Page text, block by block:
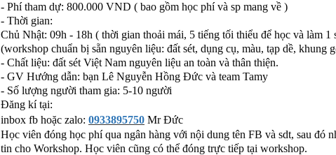
- Phí tham dự: 800.000 VND ( bao gồm học phí và sp mang về )
- Thời gian:
Chủ Nhật: 09h - 18h ( thời gian thoải mái, 5 tiếng tối thiểu để học và làm 1
(workshop chuẩn bị sẵn nguyên liệu: đất sét, dụng cụ, màu, tạp dề, khung
- Chất liệu: đất sét Việt Nam nguyên liệu an toàn và thân thiện.
- GV Hướng dẫn: bạn Lê Nguyễn Hồng Đức và team Tamy
- Số lượng người tham gia: 5-10 người
Đăng kí tại:
inbox fb hoặc zalo: 0933895750 Mr Đức
Học viên đóng học phí qua ngân hàng với nội dung tên FB và sdt, sau đó
tin cho Workshop. Học viên cũng có thể đóng trực tiếp tại workshop.